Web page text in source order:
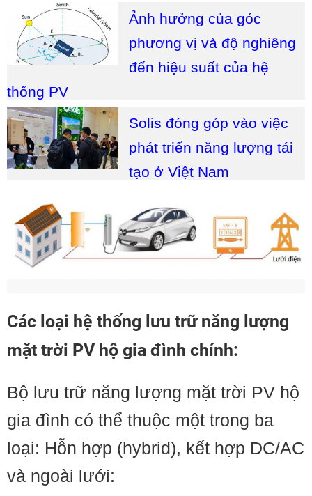
Ảnh hưởng của góc
phương vị và độ nghiêng
đến hiệu suất của hệ
thống PV
Solis đóng góp vào việc
phát triển năng lượng tái
tạo ở Việt Nam
Các loại hệ thống lưu trữ năng lượng
mặt trời PV hộ gia đình chính:
Bộ lưu trữ năng lượng mặt trời PV hộ
gia đình có thể thuộc một trong ba
loại: Hỗn hợp (hybrid), kết hợp DC/AC
và ngoài lưới: